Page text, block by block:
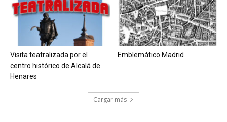
Visita teatralizada por el
centro histórico de Alcalá de
Henares
Emblemático Madrid
Cargar más